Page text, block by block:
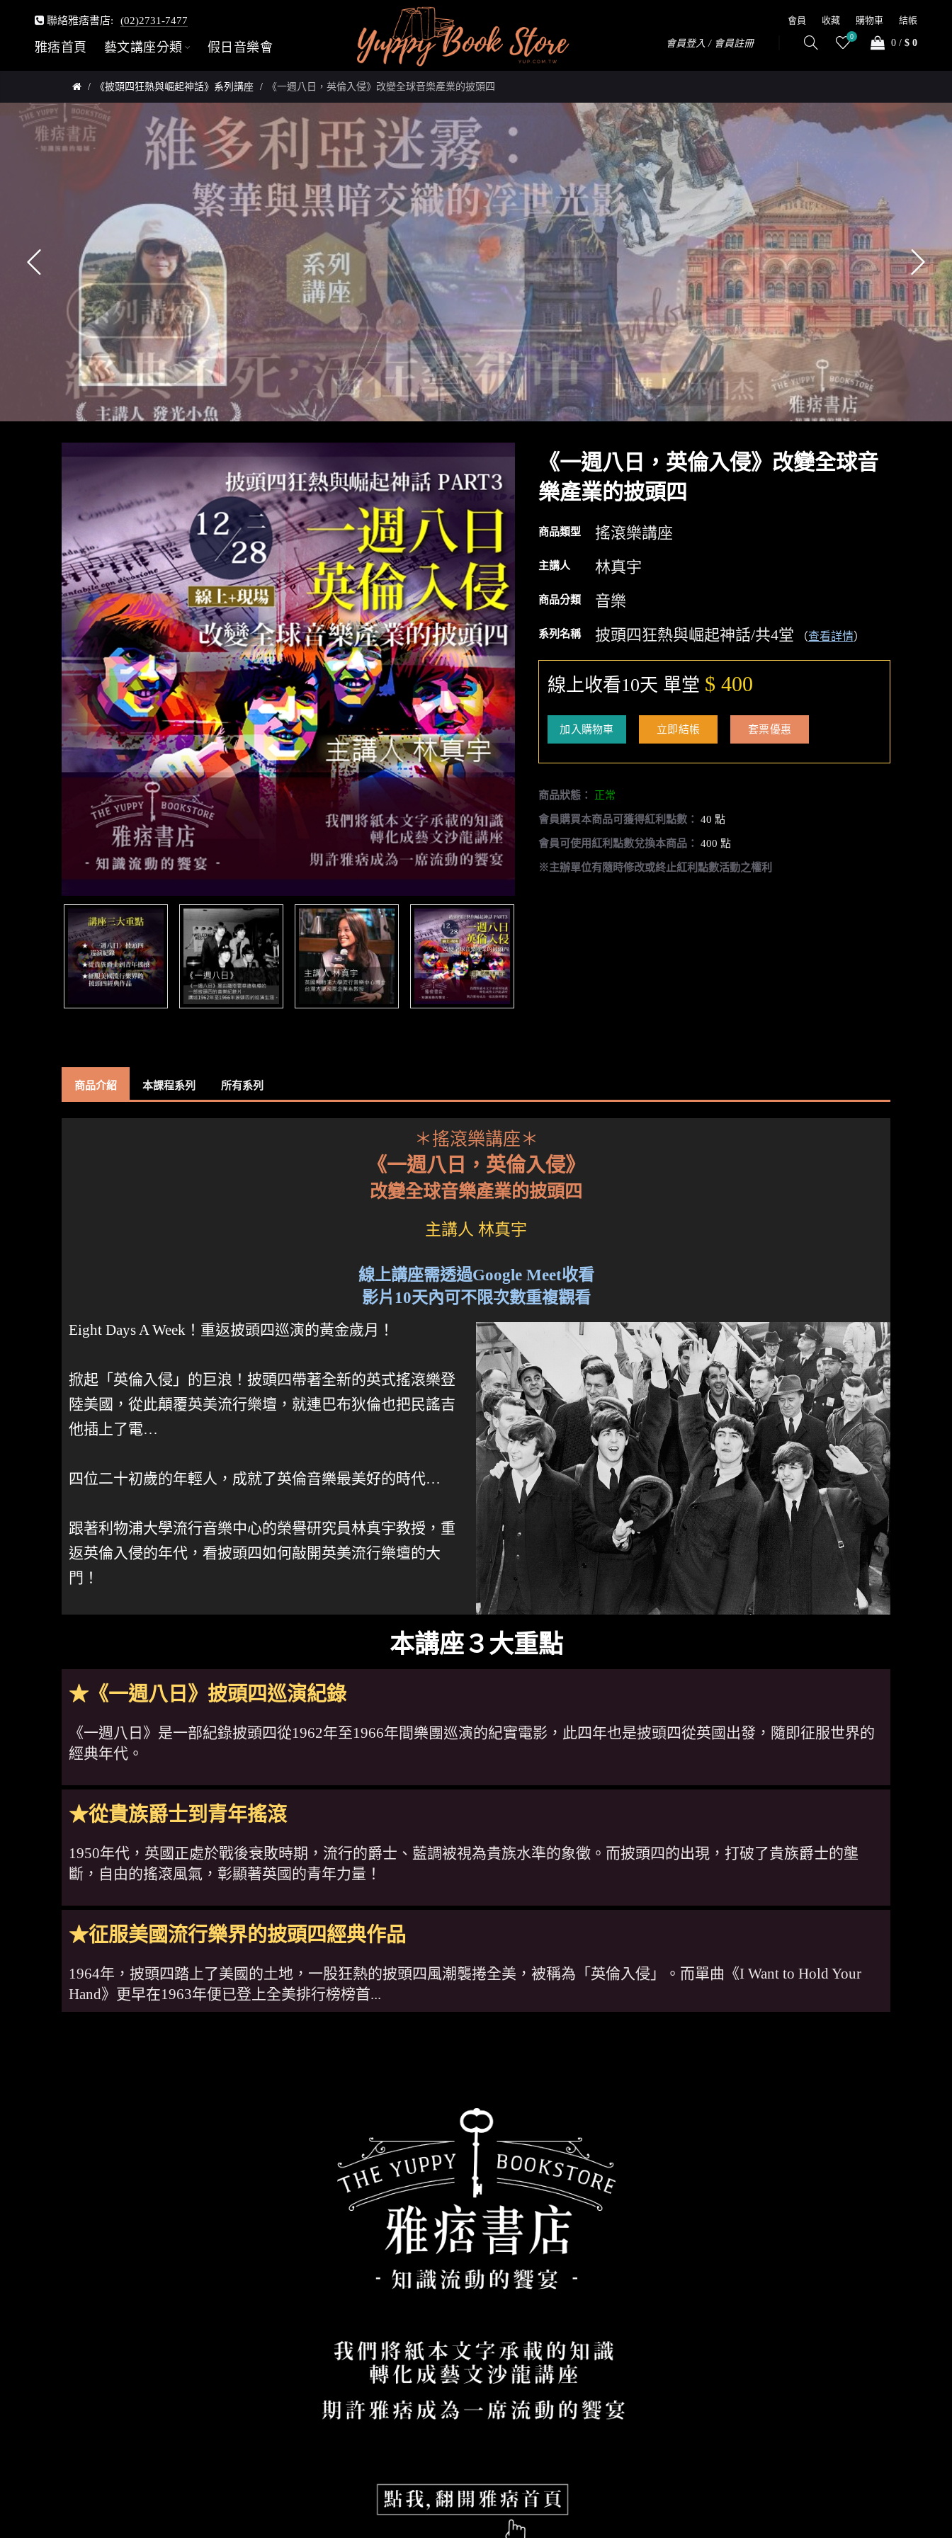
聯絡雅痞書店: (02)2731-7477
雅痞首頁 藝文講座分類 假日音樂會
會員 收藏 購物車 結帳
會員登入 / 會員註冊
0
0 / $ 0
《披頭四狂熱與崛起神話》系列講座 《一週八日，英倫入侵》改變全球音樂產業的披頭四
《一週八日，英倫入侵》改變全球音
樂產業的披頭四
商品類型 搖滾樂講座
主講人 林真宇
商品分類 音樂
系列名稱 披頭四狂熱與崛起神話/共4堂 （查看詳情）
線上收看10天 單堂 $ 400
加入購物車 立即結帳 套票優惠
商品狀態： 正常
會員購買本商品可獲得紅利點數： 40 點
會員可使用紅利點數兌換本商品： 400 點
※主辦單位有隨時修改或終止紅利點數活動之權利
商品介紹 本課程系列 所有系列
＊搖滾樂講座＊
《一週八日，英倫入侵》
改變全球音樂產業的披頭四
主講人 林真宇
線上講座需透過Google Meet收看
影片10天內可不限次數重複觀看
Eight Days A Week！重返披頭四巡演的黃金歲月！
掀起「英倫入侵」的巨浪！披頭四帶著全新的英式搖滾樂登
陸美國，從此顛覆英美流行樂壇，就連巴布狄倫也把民謠吉
他插上了電…
四位二十初歲的年輕人，成就了英倫音樂最美好的時代…
跟著利物浦大學流行音樂中心的榮譽研究員林真宇教授，重
返英倫入侵的年代，看披頭四如何敲開英美流行樂壇的大
門！
本講座３大重點
★《一週八日》披頭四巡演紀錄
《一週八日》是一部紀錄披頭四從1962年至1966年間樂團巡演的紀實電影，此四年也是披頭四從英國出發，隨即征服世界的
經典年代。
★從貴族爵士到青年搖滾
1950年代，英國正處於戰後衰敗時期，流行的爵士、藍調被視為貴族水準的象徵。而披頭四的出現，打破了貴族爵士的壟
斷，自由的搖滾風氣，彰顯著英國的青年力量！
★征服美國流行樂界的披頭四經典作品
1964年，披頭四踏上了美國的土地，一股狂熱的披頭四風潮襲捲全美，被稱為「英倫入侵」。而單曲《I Want to Hold Your
Hand》更早在1963年便已登上全美排行榜榜首...